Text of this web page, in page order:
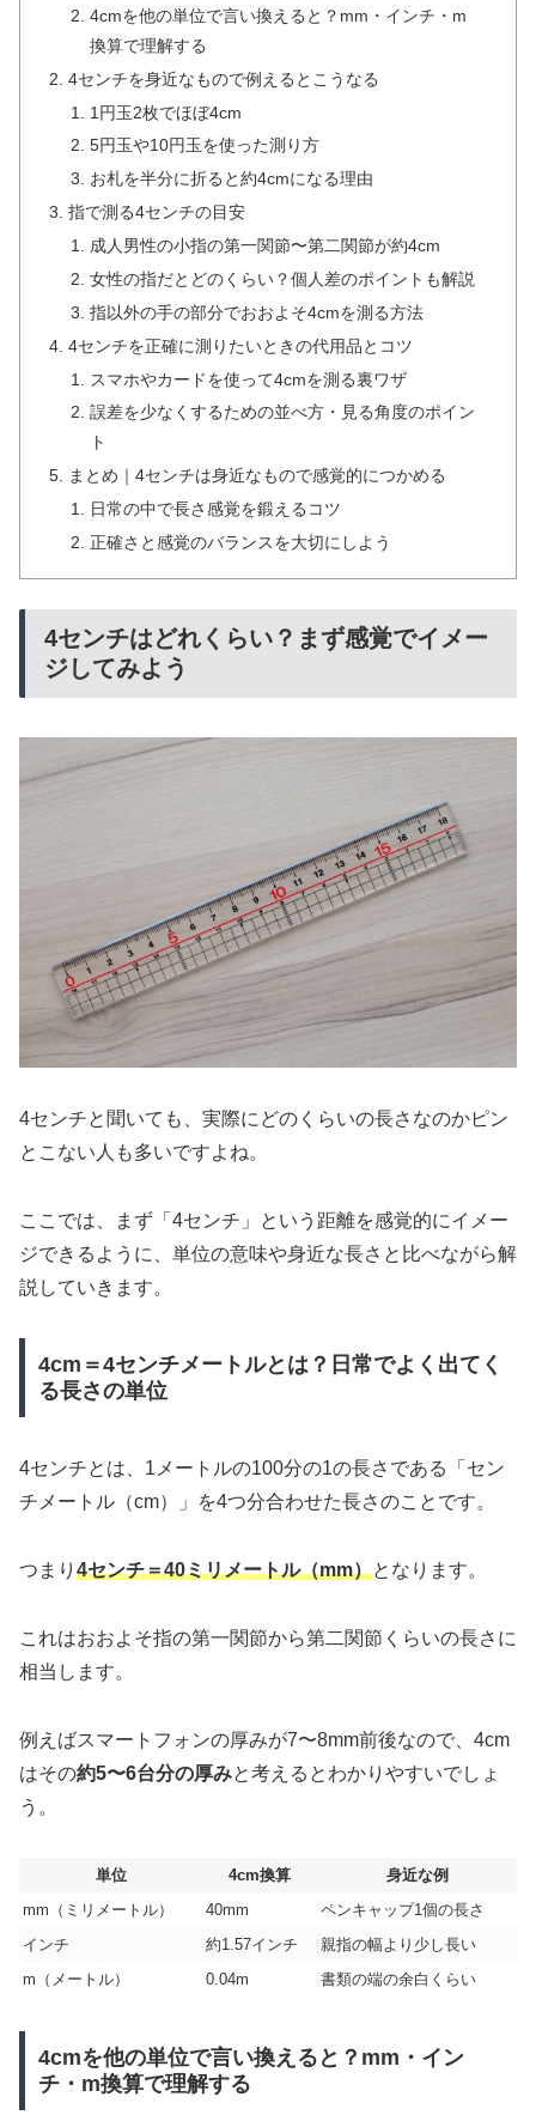
4cmを他の単位で言い換えると？mm・インチ・m
換算で理解する
4センチを身近なもので例えるとこうなる
1円玉2枚でほぼ4cm
5円玉や10円玉を使った測り方
お札を半分に折ると約4cmになる理由
指で測る4センチの目安
成人男性の小指の第一関節〜第二関節が約4cm
女性の指だとどのくらい？個人差のポイントも解説
指以外の手の部分でおおよそ4cmを測る方法
4センチを正確に測りたいときの代用品とコツ
スマホやカードを使って4cmを測る裏ワザ
誤差を少なくするための並べ方・見る角度のポイン
ト
まとめ｜4センチは身近なもので感覚的につかめる
日常の中で長さ感覚を鍛えるコツ
正確さと感覚のバランスを大切にしよう
4センチはどれくらい？まず感覚でイメー
ジしてみよう
4センチと聞いても、実際にどのくらいの長さなのかピン
とこない人も多いですよね。
ここでは、まず「4センチ」という距離を感覚的にイメー
ジできるように、単位の意味や身近な長さと比べながら解
説していきます。
4cm＝4センチメートルとは？日常でよく出てく
る長さの単位
4センチとは、1メートルの100分の1の長さである「セン
チメートル（cm）」を4つ分合わせた長さのことです。
つまり 4センチ＝40ミリメートル（mm）となります。
これはおおよそ指の第一関節から第二関節くらいの長さに
相当します。
例えばスマートフォンの厚みが7〜8mm前後なので、4cm
はその約5〜6台分の厚みと考えるとわかりやすいでしょ
う。
単位 4cm換算
身近な例
mm（ミリメートル）
40mm
ペンキャップ1個の長さ
インチ
約1.57インチ
親指の幅より少し長い
m（メートル）
0.04m 書類の端の余白くらい
4cmを他の単位で言い換えると？mm・イン
チ・m換算で理解する